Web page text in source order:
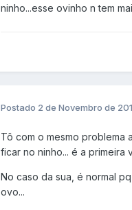
ninho...esse ovinho n tem
Postado 2 de Novembro de
Tô com o mesmo problema
ficar no ninho... é a primeira
No caso da sua, é normal
ovo...